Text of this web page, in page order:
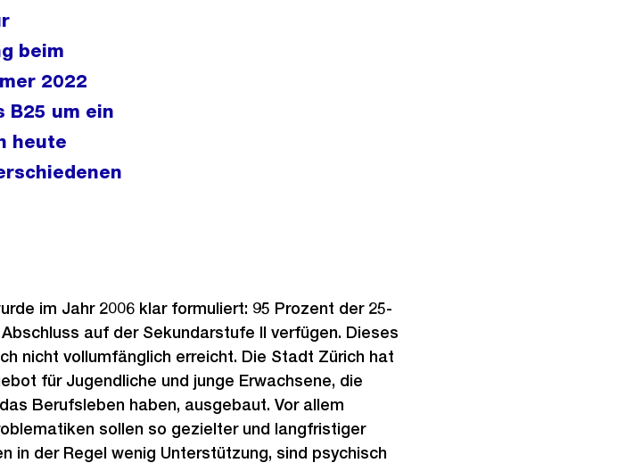
beim
2022
B25 um ein
heute
im Jahr 2006 klar formuliert: 95 Prozent der 25-
auf der Sekundarstufe II verfügen. Dieses
nicht vollumfänglich erreicht. Die Stadt Zürich hat
für Jugendliche und junge Erwachsene, die
Berufsleben haben, ausgebaut. Vor allem
sollen so gezielter und langfristiger
in der Regel wenig Unterstützung, sind psychisch